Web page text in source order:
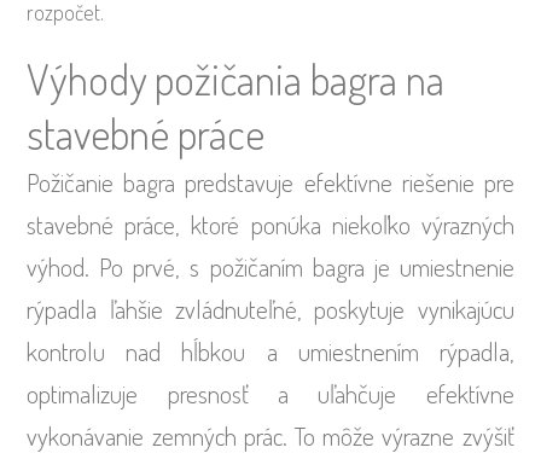
rozpočet.
Výhody požičania bagra na
stavebné práce
Požičanie bagra predstavuje efektívne riešenie pre
stavebné práce, ktoré ponúka niekoľko výrazných
výhod. Po prvé, s požičaním bagra je umiestnenie
rýpadla ľahšie zvládnuteľné, poskytuje vynikajúcu
kontrolu nad hĺbkou a umiestnením rýpadla,
optimalizuje presnosť a uľahčuje efektívne
vykonávanie zemných prác. To môže výrazne zvýšiť